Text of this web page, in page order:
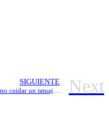
SIGUIENTE Next